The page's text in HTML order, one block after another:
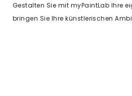
Gestalten Sie mit myPaintLab Ihre
bringen Sie Ihre künstlerischen